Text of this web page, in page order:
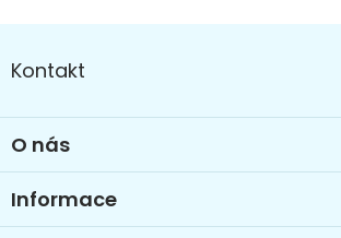
á
pKontakt
O nás
Informace